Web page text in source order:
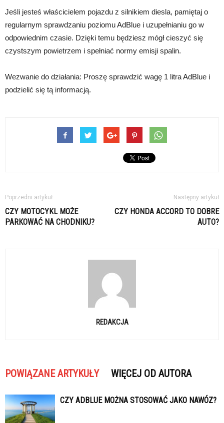
Jeśli jesteś właścicielem pojazdu z silnikiem diesla, pamiętaj o
regularnym sprawdzaniu poziomu AdBlue i uzupełnianiu go w
odpowiednim czasie. Dzięki temu będziesz mógł cieszyć się
czystszym powietrzem i spełniać normy emisji spalin.
Wezwanie do działania: Proszę sprawdzić wagę 1 litra AdBlue i
podzielić się tą informacją.
Poprzedni artykuł
CZY MOTOCYKL MOŻE
PARKOWAĆ NA CHODNIKU?
Następny artykuł
CZY HONDA ACCORD TO DOBRE
AUTO?
REDAKCJA
POWIĄZANE ARTYKUŁY WIĘCEJ OD AUTORA
CZY ADBLUE MOŻNA STOSOWAĆ JAKO NAWÓZ?